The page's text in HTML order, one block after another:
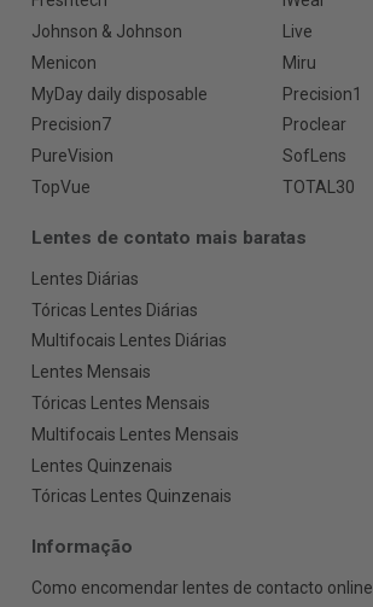
Johnson & Johnson
Live
Menicon
Miru
MyDay daily disposable
Precision1
Precision7
Proclear
PureVision
SofLens
TopVue
TOTAL30
Lentes de contato mais baratas
Lentes Diárias
Tóricas Lentes Diárias
Multifocais Lentes Diárias
Lentes Mensais
Tóricas Lentes Mensais
Multifocais Lentes Mensais
Lentes Quinzenais
Tóricas Lentes Quinzenais
Informação
Como encomendar lentes de contacto online